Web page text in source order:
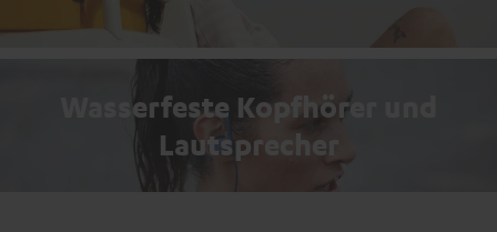
Wasserfeste Kopfhörer und
Lautsprecher